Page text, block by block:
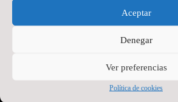
Aceptar
Denegar
Ver preferencias
Política de cookies